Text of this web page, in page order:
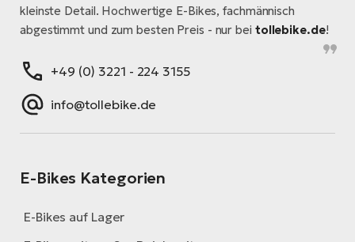
kleinste Detail. Hochwertige E-Bikes, fachmännisch
abgestimmt und zum besten Preis - nur bei tollebike.de!
+49 (0) 3221 - 224 3155
info@tollebike.de
E-Bikes Kategorien
E-Bikes auf Lager